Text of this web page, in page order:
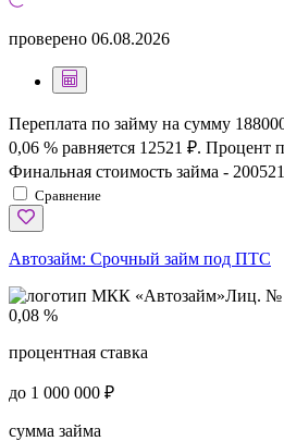
проверено 06.08.2026
Переплата по займу на сумму
0,06 % равняется 12521 ₽. Процент
Финальная стоимость займа -
Сравнение
Автозайм: Срочный займ под ПТС
Лиц. №
0,08 %
процентная ставка
до 1 000 000 ₽
сумма займа